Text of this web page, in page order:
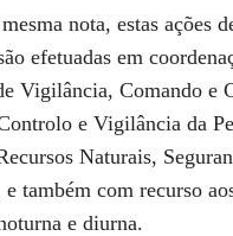
nota, estas ações
efetuadas em
Vigilância, Comando e
e Vigilância da
Naturais,
também com recurso
e diurna.